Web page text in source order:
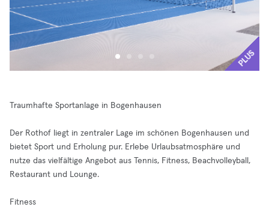
PLUS
Traumhafte Sportanlage in Bogenhausen
Der Rothof liegt in zentraler Lage im schönen Bogenhausen und
bietet Sport und Erholung pur. Erlebe Urlaubsatmosphäre und
nutze das vielfältige Angebot aus Tennis, Fitness, Beachvolleyball,
Restaurant und Lounge.
Fitness